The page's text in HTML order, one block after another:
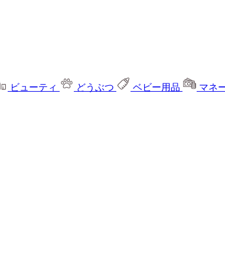
ビューティ どうぶつ ベビー用品
マネ